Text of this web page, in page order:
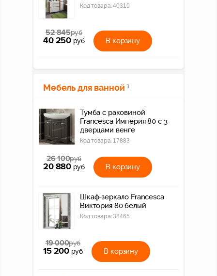
Код товара:40310
52 845руб
40 250 руб В корзину
Мебель для ванной 3
Тумба с раковиной
Francesca Империя 80 с 3
дверцами венге
Код товара: 17883
26 100руб
20 880 руб В корзину
Шкаф-зеркало Francesca
Виктория 80 белый
Код товара:38465
19 000руб
15 200 руб В корзину